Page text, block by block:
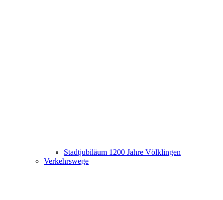
Stadtjubiläum 1200 Jahre Völklingen
Verkehrswege